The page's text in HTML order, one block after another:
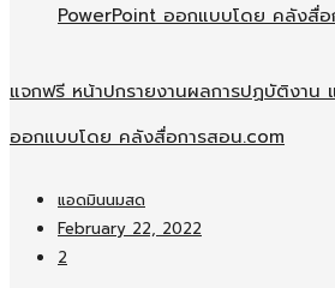
แจกฟรี หน้าปกรายงานผลการปฏบัติงาน
ออกแบบโดย คลังสื่อการสอน.com
แอดมินนมสด
February 22, 2022
2